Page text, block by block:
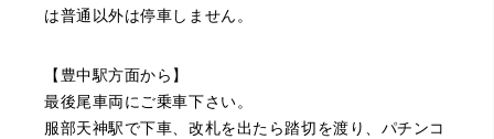
は普通以外は停車しません。
【豊中駅方面から】
最後尾車両にご乗車下さい。
服部天神駅で下車、改札を出たら踏切を渡り、パチンコ